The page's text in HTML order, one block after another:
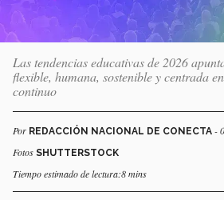
Las tendencias educativas de 2026
flexible, humana, sostenible y centrada
continuo
Por REDACCIÓN NACIONAL DE CONECTA -
Fotos SHUTTERSTOCK
Tiempo estimado de lectura:8 mins